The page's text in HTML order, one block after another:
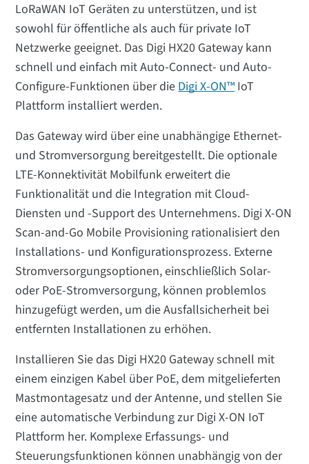
LoRaWAN IoT Geräten zu unterstützen, und ist
sowohl für öffentliche als auch für private IoT
Netzwerke geeignet. Das Digi HX20 Gateway kann
schnell und einfach mit Auto-Connect- und Auto-
Configure-Funktionen über dieDigi X-ON™IoT
Plattform installiert werden.
Das Gateway wird über eine unabhängige Ethernet-
und Stromversorgung bereitgestellt. Die optionale
LTE-Konnektivität Mobilfunk erweitert die
Funktionalität und die Integration mit Cloud-
Diensten und -Support des Unternehmens. Digi X-ON
Scan-and-Go Mobile Provisioning rationalisiert den
Installations- und Konfigurationsprozess. Externe
Stromversorgungsoptionen, einschließlich Solar-
oder PoE-Stromversorgung, können problemlos
hinzugefügt werden, um die Ausfallsicherheit bei
entfernten Installationen zu erhöhen.
Installieren Sie das Digi HX20 Gateway schnell mit
einem einzigen Kabel über PoE, dem mitgelieferten
Mastmontagesatz und der Antenne, und stellen Sie
eine automatische Verbindung zur Digi X-ON IoT
Plattform her. Komplexe Erfassungs- und
Steuerungsfunktionen können unabhängig von der